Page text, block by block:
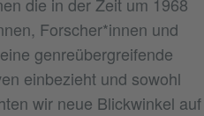
die in der Zeit um 1968
Forscher*innen und
genreübergreifende
einbezieht und sowohl
wir neue Blickwinkel auf